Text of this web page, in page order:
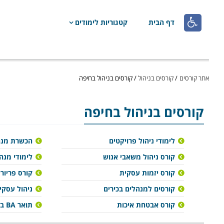
 דף הבית קטגוריות לימודים
אתר קורסים /קורסים בניהול/קורסים בניהול בחיפה
קורסים בניהולבחיפה
לימודי ניהול פרויקטים
קורס ניהול משאבי אנוש
קורס יזמות עסקית
קורסים למנהלים בכירים
קורס אבטחת איכות
הכשרת
לימודי
קורס
ניהול
תואר BA בניהול